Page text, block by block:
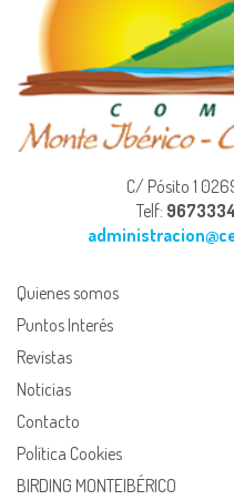
C/ Pósito 1
Telf:
Quienes somos
Puntos Interés
Revistas
Noticias
Contacto
Política Cookies
BIRDING MONTEIBÉRICO